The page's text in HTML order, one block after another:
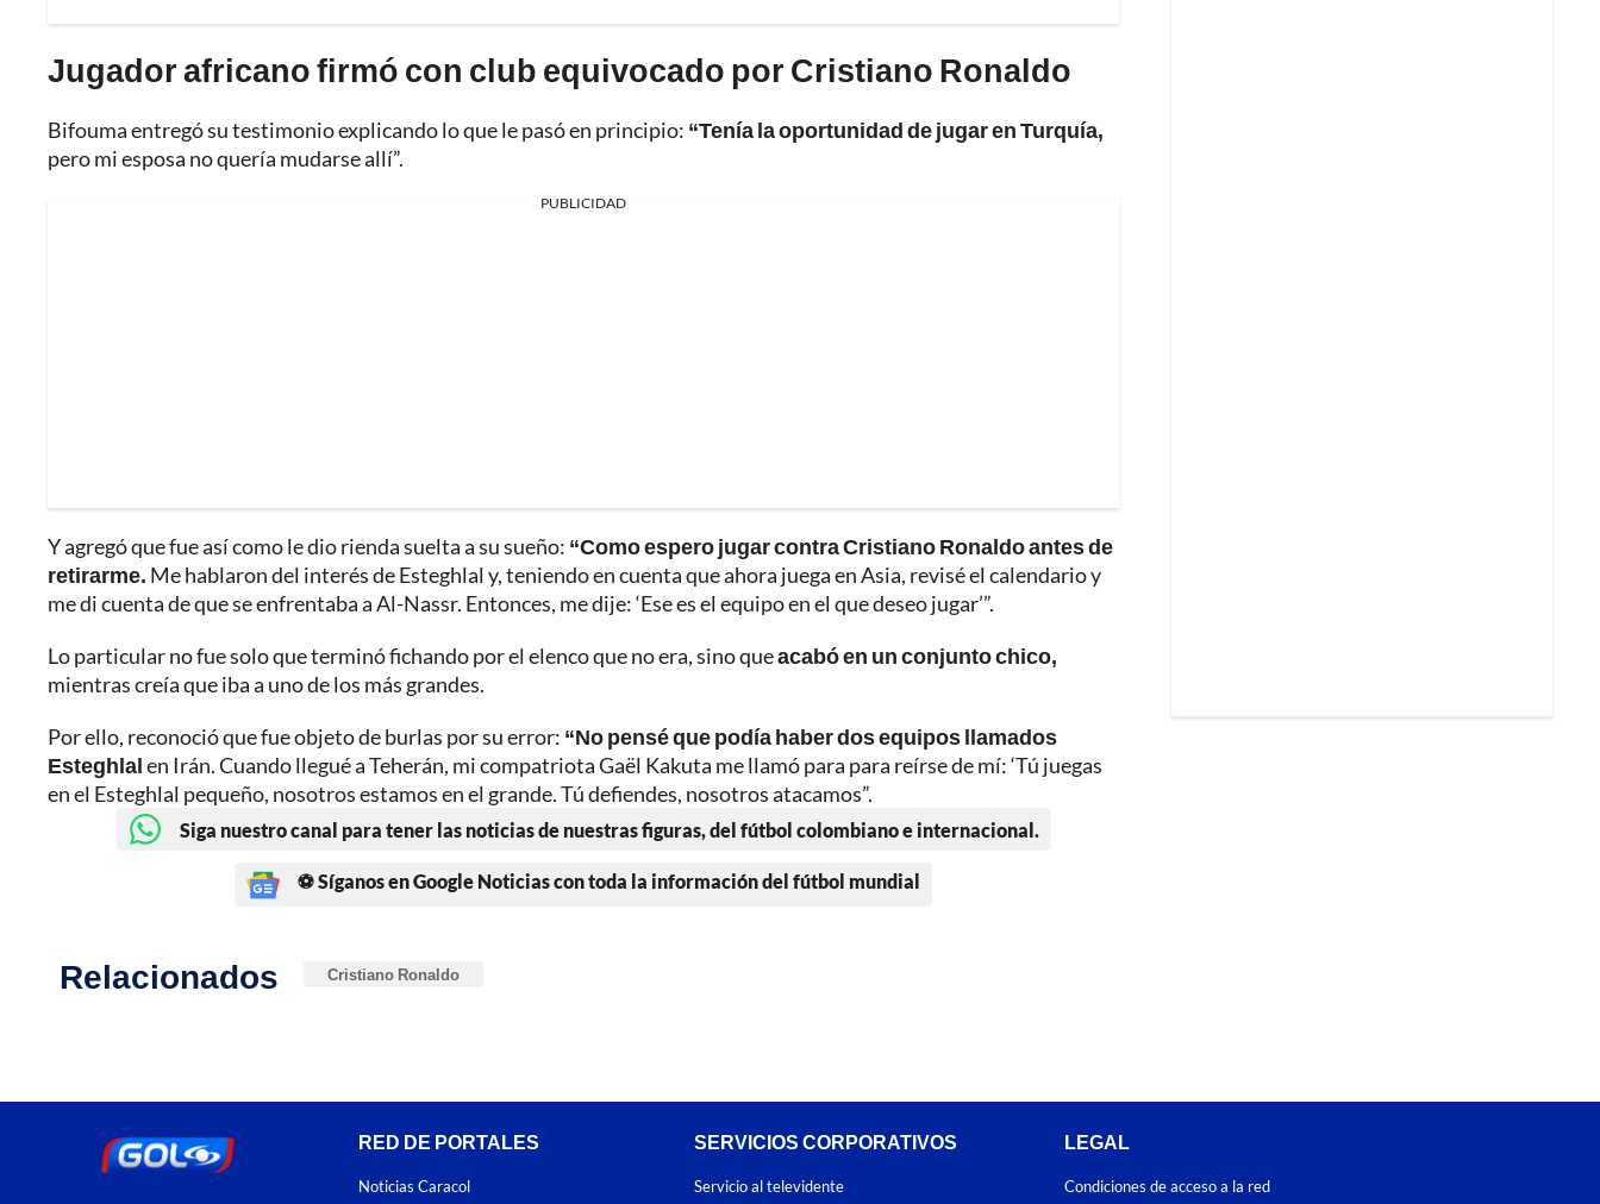
Jugador africano firmó con club equivocado por Cristiano Ronaldo
Bifouma entregó su testimonio explicando lo que le pasó en principio: “Tenía la oportunidad de jugar en Turquía,
pero mi esposa no quería mudarse allí”.
PUBLICIDAD
Y agregó que fue así como le dio rienda suelta a su sueño: “Como espero jugar contra Cristiano Ronaldo antes de
retirarme. Me hablaron del interés de Esteghlal y, teniendo en cuenta que ahora juega en Asia, revisé el calendario y
me di cuenta de que se enfrentaba a Al-Nassr. Entonces, me dije: ‘Ese es el equipo en el que deseo jugar’”.
Lo particular no fue solo que terminó fichando por el elenco que no era, sino queacabó en un conjunto chico,
mientras creía que iba a uno de los más grandes.
Por ello, reconoció que fue objeto de burlas por su error: “No pensé que podía haber dos equipos llamados
Esteghlalen Irán. Cuando llegué a Teherán, mi compatriota Gaël Kakuta me llamó para para reírse de mí: ‘Tú juegas
en el Esteghlal pequeño, nosotros estamos en el grande. Tú defiendes, nosotros atacamos”.
Siga nuestro canal para tener las noticias de nuestras figuras, del fútbol colombiano e internacional.
⚽ Síganos en Google Noticias con toda la información del fútbol mundial
Relacionados Cristiano Ronaldo
RED DE PORTALES
Noticias Caracol
SERVICIOS CORPORATIVOS
Servicio al televidente
LEGAL
Condiciones de acceso a la red